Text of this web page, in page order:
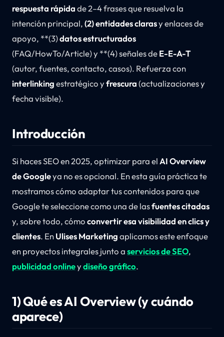
respuesta rápidade 2–4 frases que resuelva la
intención principal,(2) entidades clarasy enlaces de
apoyo, **(3)datos estructurados
(FAQ/HowTo/Article) y **(4) señales deE-E-A-T
(autor, fuentes, contacto, casos). Refuerza con
interlinkingestratégico yfrescura(actualizaciones y
fecha visible).
Introducción
Si haces SEO en 2025, optimizar para el AI Overview
de Googleya no es opcional. En esta guía práctica te
mostramos cómo adaptar tus contenidos para que
Google te seleccione como una de lasfuentes citadas
y, sobre todo, cómoconvertir esa visibilidad en clics y
clientes. EnUlises Marketingaplicamos este enfoque
en proyectos integrales junto aservicios de SEO,
publicidad onlineydiseño gráfico.
1) Qué es AI Overview (y cuándo
aparece)